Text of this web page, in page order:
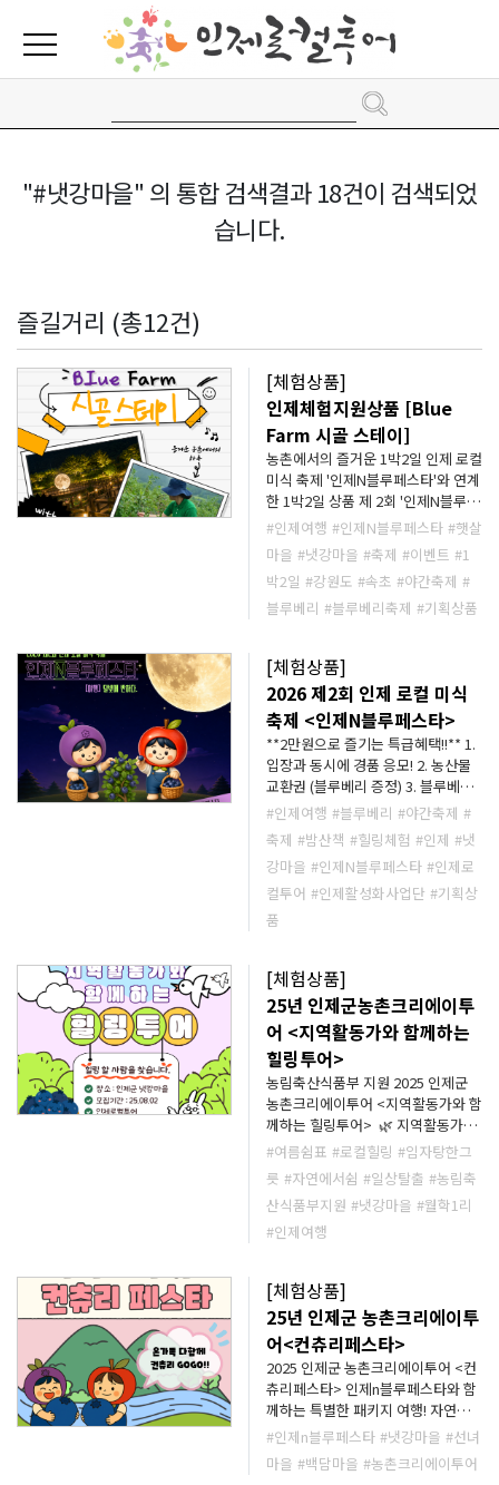
"#냇강마을" 의 통합 검색결과 18건이 검색되었
습니다.
즐길거리 (총12건)
[체험상품]
인제체험지원상품 [Blue
Farm 시골 스테이]
농촌에서의 즐거운 1박2일 인제 로컬
미식 축제 '인제N블루페스타'와 연계
한 1박2일 상품 제 2회 '인제N블루페
스타_[야행]달빛에 반하다' 시간 걱
정없이 마음껏 즐겨보세요!! 블루베
리가 쏟아지는 로컬 축제💃🏻 다양한
이벤트, 푸짐한 경품이 준비되어 있
습니다. 가볍게 오셔서 양손 무겁게
하게 쉬시고 농촌의 아침을 느껴보세
요 어두운 밤 보이지 않았던 농촌의
풍경이 펼쳐집니다. 🎇인제N블루페
스타 축제 자유관람 🏠농촌 체험마
을에서의 숙박 🍲시골 인심 넉넉한
황태 해장국 🥔쫀득바삭한 감자전 만
들기 체험 2인 이하의 경우 숙박비 관
계로 소정의 금액이 추가됩니다. 1인
당 70,000원 **날씨나 현지상황으로
프로그램이 대체되거나 일정이 변경
될 수 있습니다. **문의사항은 사업
단 카카오채널1:1채팅을 이용해주시
길 바랍니다. 카카오톡채널 채팅 👉
#인제여행 #인제N블루페스타 #햇살
마을 #냇강마을 #축제 #이벤트 #1
박2일 #강원도 #속초 #야간축제 #
블루베리 #블루베리축제 #기획상품
[체험상품]
2026 제2회 인제 로컬 미식
축제 <인제N블루페스타>
**2만원으로 즐기는 특급혜택!!** 1.
입장과 동시에 경품 응모! 2. 농산물
교환권 (블루베리 증정) 3. 블루베리
메인 디쉬 제공(타코2ps or 챱스테
이크) 4. 블루베리 핑거푸드 제험권
5. 블루베리 수확 체험권 **블루베리
핑거푸트 체험 안내(상시 운영)** 1.
블루베리 타르트 & 스무디 만들기 체
험 2. 블루베리 모찌 만들기 체험 3.
블루베리 철판 아이스크림 만들기 체
험 **블루베리 세일 페스타** 블루베
리 수확 할인 이벤트 500g (정상
가)10,000원 → 7,000원 블루베리
판매 특가 이벤트 500g (정상가)
15,000원 → 10,000원 1kg (정상
가) 25,000원 → 20,000원 [야행] 달
빛에 반하다 야간 이벤트 🌕달빛 연못
& 자작나무 숲길 야간 산책로 및 포
토존 🙏🏻소원 달짚 태우기 이벤트
🎵야간 버스킹 공연 🎁행운의 경품
추첨 🎇축제 마지막 피날레 폭죽쇼
**36개월 미만 입장 무료, 36개월 이
상 티켓 구매 바랍니다!** **날씨나
의사항은 사업단 카카오채널1:1채팅
을 이용해주시길 바랍니다. 카카오
톡채널 채팅 👉
http://pf.kakao.com/_xdwxeWn/
chat
#인제여행 #블루베리 #야간축제 #
축제 #밤산책 #힐링체험 #인제 #냇
강마을 #인제N블루페스타 #인제로
컬투어 #인제활성화사업단 #기획상
품
[체험상품]
25년 인제군농촌크리에이투
어 <지역활동가와 함께하는
힐링투어>
농림축산식품부 지원 2025 인제군
농촌크리에이투어 <지역활동가와 함
께하는 힐링투어> 🌿 지역활동가와
함께 걷는 길, 그 속에서 만나는 나만
의 힐링 마을이 품은 이야기와 자연
이 주는 쉼표를 느껴보세요. 🍲 시원
한 임자탕 점심식사 👩‍🌾 지역 활동
가와 함께하는 이야기 시간 🫐 탐스
음을 울리는 싱잉볼 명상 몸과 마음
이 가벼워지는 이 여름, 지금 인제로
떠나보세요! * 날씨나 현지상황으로
일정이 변경될 수 있습니다. * 회차별
10인 미만일 경우 일정이 취소될 수
있습니다. * 문의글은 사업단 카카오
채널 1:1채팅을 이용해주시길 바랍니
다.
http://pf.kakao.com/_xdwxeWn/
#여름쉼표 #로컬힐링 #임자탕한그
릇 #자연에서쉼 #일상탈출 #농림축
산식품부지원 #냇강마을 #월학1리
#인제여행
[체험상품]
25년 인제군 농촌크리에이투
어<컨츄리페스타>
2025 인제군 농촌크리에이투어 <컨
츄리페스타> 인제n블루페스타와 함
께하는 특별한 패키지 여행! 자연과
즐거움이 가득한 인제로 떠나는 컨츄
리 감성 가득한 하루! 인제n블루페스
타를 즐긴 뒤, 다양한 농촌체험마을
#인제n블루페스타 #냇강마을 #선녀
마을 #백담마을 #농촌크리에이투어